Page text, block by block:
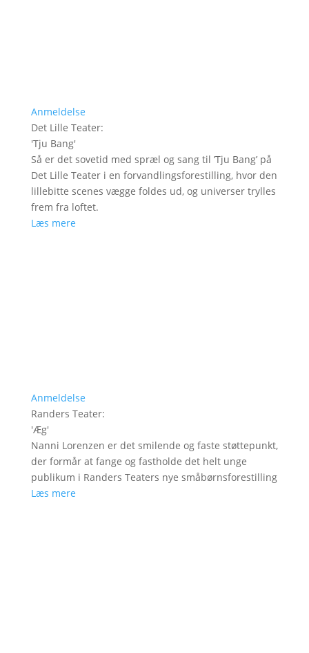
Anmeldelse
Det Lille Teater:
'Tju Bang'
Så er det sovetid med spræl og sang til ’Tju Bang’ på
Det Lille Teater i en forvandlingsforestilling, hvor den
lillebitte scenes vægge foldes ud, og universer trylles
frem fra loftet.
Læs mere
Anmeldelse
Randers Teater:
'Æg'
Nanni Lorenzen er det smilende og faste støttepunkt,
der formår at fange og fastholde det helt unge
publikum i Randers Teaters nye småbørnsforestilling
Læs mere